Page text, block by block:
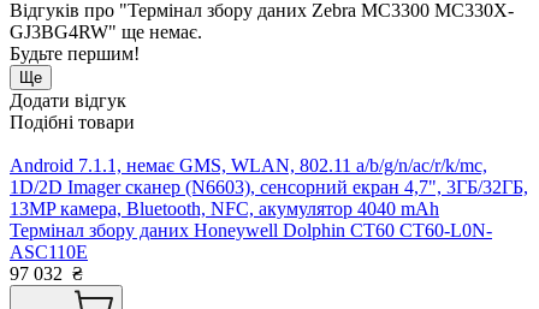
Відгуків про "Термінал збору даних Zebra MC3300 MC330X-
GJ3BG4RW" ще немає.
Будьте першим!
Ще
Додати відгук
Подібні товари
Android 7.1.1, немає GMS, WLAN, 802.11 a/b/g/n/ac/r/k/mc,
1D/2D Imager сканер (N6603), сенсорний екран 4,7", 3ГБ/32ГБ,
13MP камера, Bluetooth, NFC, акумулятор 4040 mAh
Термінал збору даних Honeywell Dolphin CT60 CT60-L0N-
ASC110E
97 032 ₴